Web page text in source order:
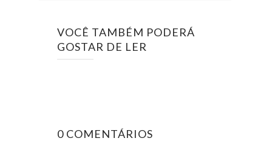
VOCÊ TAMBÉM PODERÁ
GOSTAR DE LER
0 COMENTÁRIOS